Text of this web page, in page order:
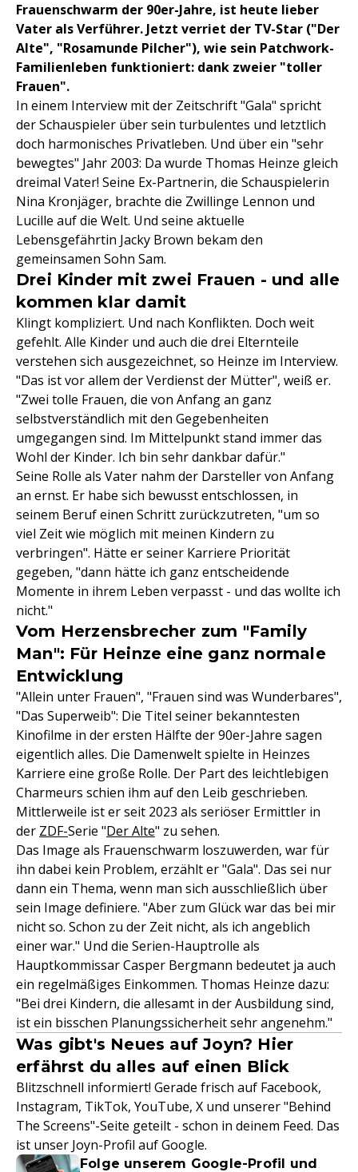
Frauenschwarm der 90er-Jahre, ist heute lieber
Vater als Verführer. Jetzt verriet der TV-Star ("Der
Alte", "Rosamunde Pilcher"), wie sein Patchwork-
Familienleben funktioniert: dank zweier "toller
Frauen".
In einem Interview mit der Zeitschrift "Gala" spricht
der Schauspieler über sein turbulentes und letztlich
doch harmonisches Privatleben. Und über ein "sehr
bewegtes" Jahr 2003: Da wurde Thomas Heinze gleich
dreimal Vater! Seine Ex-Partnerin, die Schauspielerin
Nina Kronjäger, brachte die Zwillinge Lennon und
Lucille auf die Welt. Und seine aktuelle
Lebensgefährtin Jacky Brown bekam den
gemeinsamen Sohn Sam.
Drei Kinder mit zwei Frauen - und alle
kommen klar damit
Klingt kompliziert. Und nach Konflikten. Doch weit
gefehlt. Alle Kinder und auch die drei Elternteile
verstehen sich ausgezeichnet, so Heinze im Interview.
"Das ist vor allem der Verdienst der Mütter", weiß er.
"Zwei tolle Frauen, die von Anfang an ganz
selbstverständlich mit den Gegebenheiten
umgegangen sind. Im Mittelpunkt stand immer das
Wohl der Kinder. Ich bin sehr dankbar dafür."
Seine Rolle als Vater nahm der Darsteller von Anfang
an ernst. Er habe sich bewusst entschlossen, in
seinem Beruf einen Schritt zurückzutreten, "um so
viel Zeit wie möglich mit meinen Kindern zu
verbringen". Hätte er seiner Karriere Priorität
gegeben, "dann hätte ich ganz entscheidende
Momente in ihrem Leben verpasst - und das wollte ich
nicht."
Vom Herzensbrecher zum "Family
Man": Für Heinze eine ganz normale
Entwicklung
"Allein unter Frauen", "Frauen sind was Wunderbares",
"Das Superweib": Die Titel seiner bekanntesten
Kinofilme in der ersten Hälfte der 90er-Jahre sagen
eigentlich alles. Die Damenwelt spielte in Heinzes
Karriere eine große Rolle. Der Part des leichtlebigen
Charmeurs schien ihm auf den Leib geschrieben.
Mittlerweile ist er seit 2023 als seriöser Ermittler in
der ZDF-Serie "Der Alte" zu sehen.
Das Image als Frauenschwarm loszuwerden, war für
ihn dabei kein Problem, erzählt er "Gala". Das sei nur
dann ein Thema, wenn man sich ausschließlich über
sein Image definiere. "Aber zum Glück war das bei mir
nicht so. Schon zu der Zeit nicht, als ich angeblich
einer war." Und die Serien-Hauptrolle als
Hauptkommissar Casper Bergmann bedeutet ja auch
ein regelmäßiges Einkommen. Thomas Heinze dazu:
"Bei drei Kindern, die allesamt in der Ausbildung sind,
ist ein bisschen Planungssicherheit sehr angenehm."
Was gibt's Neues auf Joyn? Hier
erfährst du alles auf einen Blick
Blitzschnell informiert! Gerade frisch auf Facebook,
Instagram, TikTok, YouTube, X und unserer "Behind
The Screens"-Seite geteilt - schon in deinem Feed. Das
ist unser Joyn-Profil auf Google.
Folge unserem Google-Profil und